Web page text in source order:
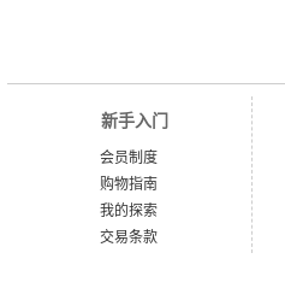
新手入门
会员制度
购物指南
我的探索
交易条款